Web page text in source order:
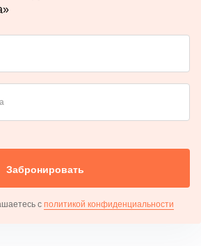
Забронировать
с политикой конфиденциальности